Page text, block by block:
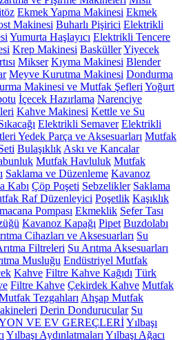
Ekmek Yapma Makinesi Ekmek
Makinesi Buharlı Pişirici Elektrikli
Yumurta Haşlayıcı Elektrikli Tencere
Krep Makinesi BasküllerYiyecek
Mikser Kıyma Makinesi Blender
Meyve Kurutma Makinesi Dondurma
Makinesi ve Mutfak Şefleri Yoğurt
İçecek Hazırlama Narenciye
Kahve Makinesi Kettle ve Su
Elektrikli Semaver Elektrikli
Yedek Parça ve Aksesuarları Mutfak
Bulaşıklık Askı ve Kancalar
Mutfak Havluluk Mutfak
Saklama ve Düzenleme Kavanoz
Kabı Çöp Poşeti Sebzelikler Saklama
Raf Düzenleyici Poşetlik Kaşıklık
Pompası Ekmeklik Sefer Tası
Kavanoz Kapağı Pipet Buzdolabı
Cihazları ve Aksesuarları Su
Filtreleri Su Arıtma Aksesuarları
Musluğu Endüstriyel Mutfak
Kahve Filtre Kahve Kağıdı Türk
Filtre Kahve Çekirdek Kahve Mutfak
Tezgahları Ahşap Mutfak
Derin Dondurucular Su
VE EV GEREÇLERİYılbaşı
Yılbaşı Aydınlatmaları Yılbaşı Ağacı